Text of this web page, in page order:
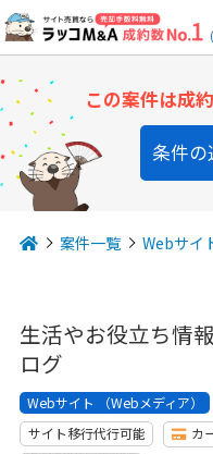
この案件は成
条件
案件一覧 Webサイ
生活やお役立ち情
ログ
Webサイト （Webメディア）
サイト移行代行可能
カ